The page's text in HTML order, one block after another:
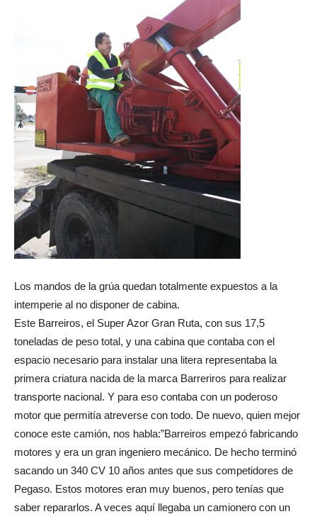
Los mandos de la grúa quedan totalmente expuestos a la
intemperie al no disponer de cabina.
Este Barreiros, el Super Azor Gran Ruta, con sus 17,5
toneladas de peso total, y una cabina que contaba con el
espacio necesario para instalar una litera representaba la
primera criatura nacida de la marca Barreriros para realizar
transporte nacional. Y para eso contaba con un poderoso
motor que permitía atreverse con todo. De nuevo, quien mejor
conoce este camión, nos habla:”Barreiros empezó fabricando
motores y era un gran ingeniero mecánico. De hecho terminó
sacando un 340 CV 10 años antes que sus competidores de
Pegaso. Estos motores eran muy buenos, pero tenías que
saber repararlos. A veces aquí llegaba un camionero con un